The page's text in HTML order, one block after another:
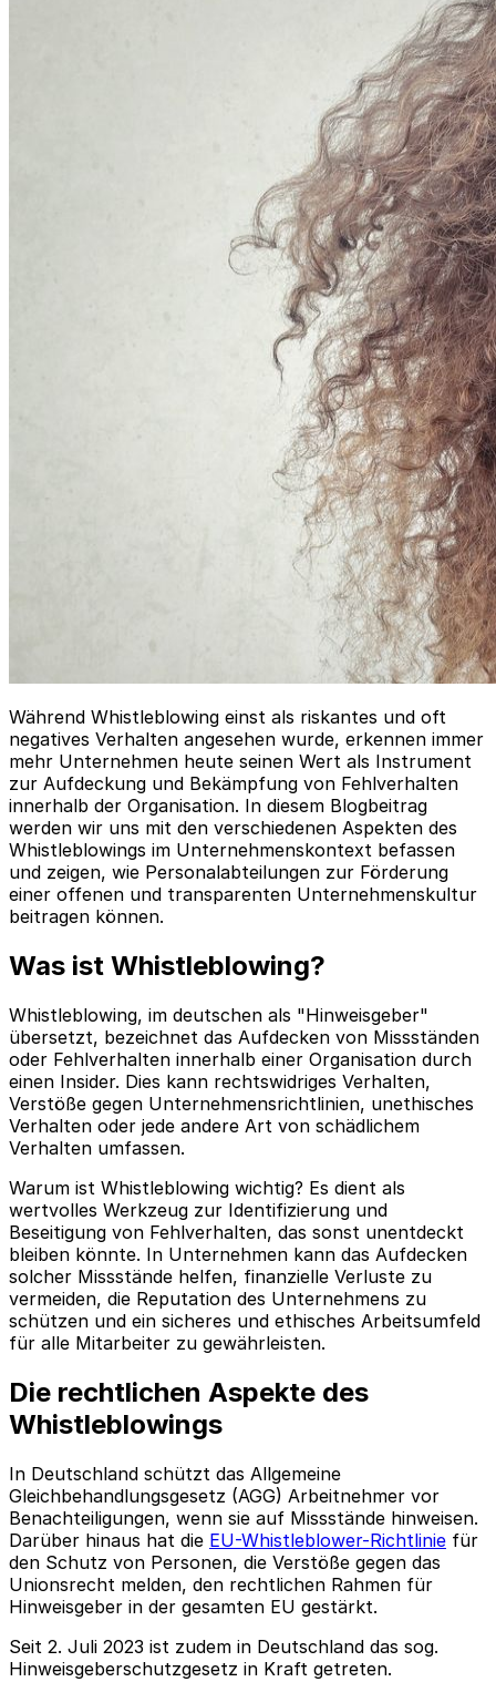
Während Whistleblowing einst als riskantes und oft
negatives Verhalten angesehen wurde, erkennen immer
mehr Unternehmen heute seinen Wert als Instrument
zur Aufdeckung und Bekämpfung von Fehlverhalten
innerhalb der Organisation. In diesem Blogbeitrag
werden wir uns mit den verschiedenen Aspekten des
Whistleblowings im Unternehmenskontext befassen
und zeigen, wie Personalabteilungen zur Förderung
einer offenen und transparenten Unternehmenskultur
beitragen können.
Was ist Whistleblowing?
Whistleblowing, im deutschen als "Hinweisgeber"
übersetzt, bezeichnet das Aufdecken von Missständen
oder Fehlverhalten innerhalb einer Organisation durch
einen Insider. Dies kann rechtswidriges Verhalten,
Verstöße gegen Unternehmensrichtlinien, unethisches
Verhalten oder jede andere Art von schädlichem
Verhalten umfassen.
Warum ist Whistleblowing wichtig? Es dient als
wertvolles Werkzeug zur Identifizierung und
Beseitigung von Fehlverhalten, das sonst unentdeckt
bleiben könnte. In Unternehmen kann das Aufdecken
solcher Missstände helfen, finanzielle Verluste zu
vermeiden, die Reputation des Unternehmens zu
schützen und ein sicheres und ethisches Arbeitsumfeld
für alle Mitarbeiter zu gewährleisten.
Die rechtlichen Aspekte des
Whistleblowings
In Deutschland schützt das Allgemeine
Gleichbehandlungsgesetz (AGG) Arbeitnehmer vor
Benachteiligungen, wenn sie auf Missstände hinweisen.
Darüber hinaus hat die EU-Whistleblower-Richtlinie für
den Schutz von Personen, die Verstöße gegen das
Unionsrecht melden, den rechtlichen Rahmen für
Hinweisgeber in der gesamten EU gestärkt.
Seit 2. Juli 2023 ist zudem in Deutschland das sog.
Hinweisgeberschutzgesetz in Kraft getreten.